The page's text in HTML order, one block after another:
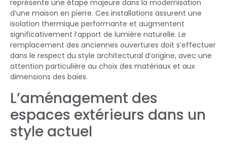
représente une étape majeure dans la modernisation
d’une maison en pierre. Ces installations assurent une
isolation thermique performante et augmentent
significativement l’apport de lumière naturelle. Le
remplacement des anciennes ouvertures doit s’effectuer
dans le respect du style architectural d’origine, avec une
attention particulière au choix des matériaux et aux
dimensions des baies.
L’aménagement des
espaces extérieurs dans un
style actuel